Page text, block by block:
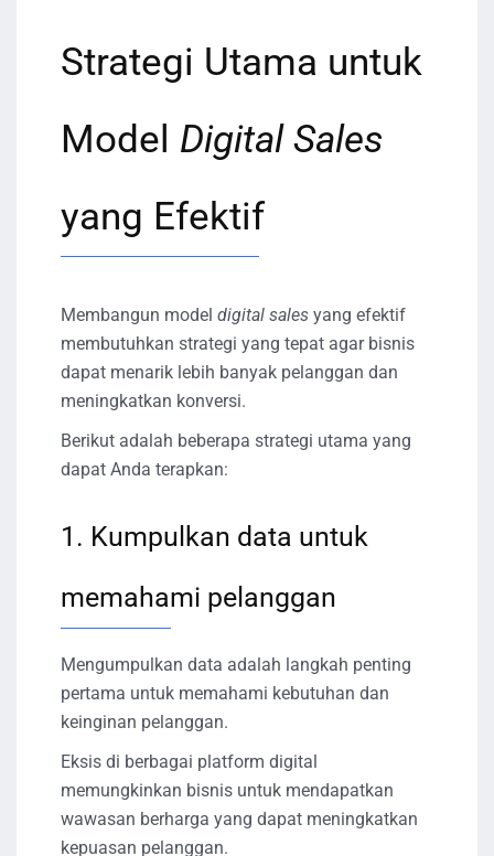
Strategi Utama untuk
Model Digital Sales
yang Efektif
Membangun model digital sales yang efektif
membutuhkan strategi yang tepat agar bisnis
dapat menarik lebih banyak pelanggan dan
meningkatkan konversi.
Berikut adalah beberapa strategi utama yang
dapat Anda terapkan:
1. Kumpulkan data untuk
memahami pelanggan
Mengumpulkan data adalah langkah penting
pertama untuk memahami kebutuhan dan
keinginan pelanggan.
Eksis di berbagai platform digital
memungkinkan bisnis untuk mendapatkan
wawasan berharga yang dapat meningkatkan
kepuasan pelanggan.